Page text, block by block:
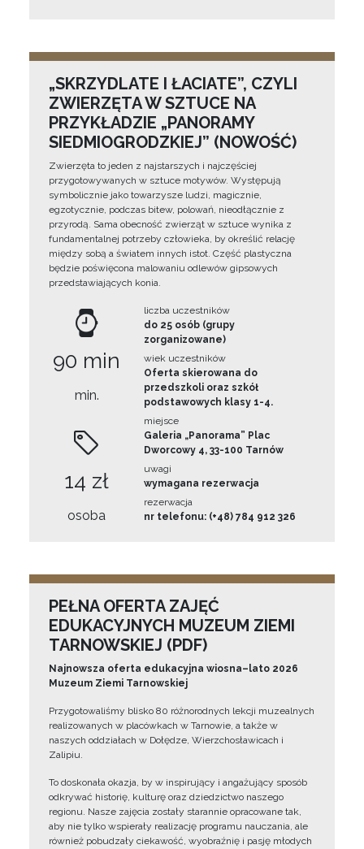
„SKRZYDLATE I ŁACIATE”, CZYLI
ZWIERZĘTA W SZTUCE NA
PRZYKŁADZIE „PANORAMY
SIEDMIOGRODZKIEJ” (NOWOŚĆ)
Zwierzęta to jeden z najstarszych i najczęściej
przygotowywanych w sztuce motywów. Występują
symbolicznie jako towarzysze ludzi, magicznie,
egzotycznie, podczas bitew, polowań, nieodłącznie z
przyrodą. Sama obecność zwierząt w sztuce wynika z
fundamentalnej potrzeby człowieka, by określić relację
między sobą a światem innych istot. Część plastyczna
będzie poświęcona malowaniu odlewów gipsowych
przedstawiających konia.
90 min
min.
14 zł
osoba
liczba uczestników
do 25 osób (grupy
zorganizowane)
wiek uczestników
Oferta skierowana do
przedszkoli oraz szkół
podstawowych klasy 1-4.
miejsce
Galeria „Panorama” Plac
Dworcowy 4, 33-100 Tarnów
uwagi
wymagana rezerwacja
rezerwacja
nr telefonu: (+48) 784 912 326
PEŁNA OFERTA ZAJĘĆ
EDUKACYJNYCH MUZEUM ZIEMI
TARNOWSKIEJ (PDF)
Najnowsza oferta edukacyjna wiosna–lato 2026
Muzeum Ziemi Tarnowskiej
Przygotowaliśmy blisko 80 różnorodnych lekcji muzealnych
realizowanych w placówkach w Tarnowie, a także w
naszych oddziałach w Dołędze, Wierzchosławicach i
Zalipiu.
To doskonała okazja, by w inspirujący i angażujący sposób
odkrywać historię, kulturę oraz dziedzictwo naszego
regionu. Nasze zajęcia zostały starannie opracowane tak,
aby nie tylko wspierały realizację programu nauczania, ale
również pobudzały ciekawość, wyobraźnię i pasję młodych